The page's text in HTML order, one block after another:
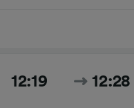
12:19 12:28